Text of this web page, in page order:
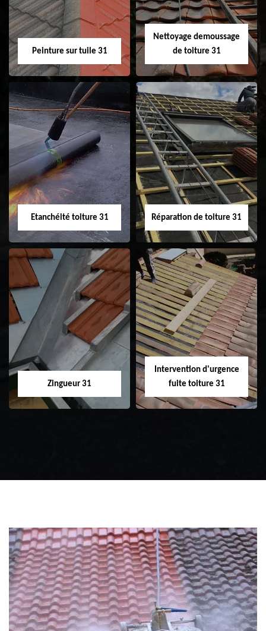
façade 31
Peinture sur tuile 31
Peinture sur tuile
31
Nettoyage demoussage
de toiture 31
Nettoyage
demoussage de
toiture 31
Etanchéité toiture 31
Etanchéité toiture
31
Réparation de toiture 31
Réparation de
toiture 31
Zingueur 31
Intervention d'urgence
fuite toiture 31